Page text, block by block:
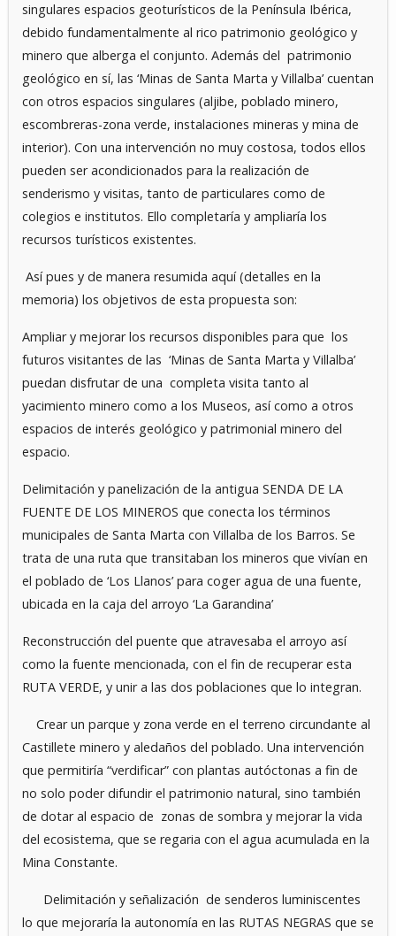
singulares espacios geoturísticos de la Península Ibérica,
debido fundamentalmente al rico patrimonio geológico y
minero que alberga el conjunto. Además del patrimonio
geológico en sí, las ‘Minas de Santa Marta y Villalba’ cuentan
con otros espacios singulares (aljibe, poblado minero,
escombreras-zona verde, instalaciones mineras y mina de
interior). Con una intervención no muy costosa, todos ellos
pueden ser acondicionados para la realización de
senderismo y visitas, tanto de particulares como de
colegios e institutos. Ello completaría y ampliaría los
recursos turísticos existentes.
Así pues y de manera resumida aquí (detalles en la
memoria) los objetivos de esta propuesta son:
Ampliar y mejorar los recursos disponibles para que los
futuros visitantes de las ‘Minas de Santa Marta y Villalba’
puedan disfrutar de una completa visita tanto al
yacimiento minero como a los Museos, así como a otros
espacios de interés geológico y patrimonial minero del
espacio.
Delimitación y panelización de la antigua SENDA DE LA
FUENTE DE LOS MINEROS que conecta los términos
municipales de Santa Marta con Villalba de los Barros. Se
trata de una ruta que transitaban los mineros que vivían en
el poblado de ‘Los Llanos’ para coger agua de una fuente,
ubicada en la caja del arroyo ‘La Garandina’
Reconstrucción del puente que atravesaba el arroyo así
como la fuente mencionada, con el fin de recuperar esta
RUTA VERDE, y unir a las dos poblaciones que lo integran.
Crear un parque y zona verde en el terreno circundante al
Castillete minero y aledaños del poblado. Una intervención
que permitiría “verdificar” con plantas autóctonas a fin de
no solo poder difundir el patrimonio natural, sino también
de dotar al espacio de zonas de sombra y mejorar la vida
del ecosistema, que se regaria con el agua acumulada en la
Mina Constante.
Delimitación y señalización de senderos luminiscentes
lo que mejoraría la autonomía en las RUTAS NEGRAS que se